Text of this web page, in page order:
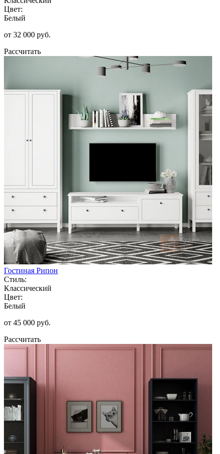
Цвет:
Белый
от 32 000 руб.
Рассчитать
Гостиная Рипон
Стиль:
Классический
Цвет:
Белый
от 45 000 руб.
Рассчитать